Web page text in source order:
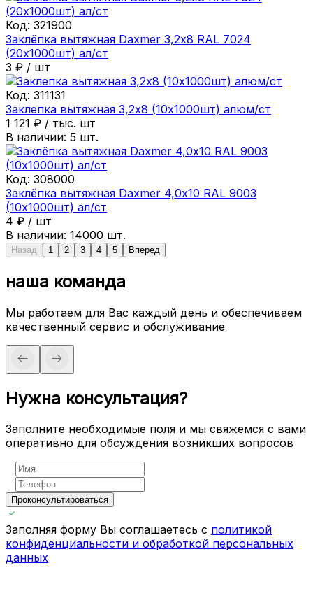
Код: 321900
Заклёпка вытяжная Daxmer 3,2х8 RAL 7024
(20х1000шт) ал/ст
3 ₽ / шт
Код: 311131
Заклепка вытяжная 3,2х8 (10х1000шт) алюм/ст
1 121 ₽ / тыс. шт
В наличии: 5 шт.
Код: 308000
Заклёпка вытяжная Daxmer 4,0х10 RAL 9003
(10х1000шт) ал/ст
4 ₽ / шт
В наличии: 14000 шт.
Назад 1 2 3 4 5 Вперед
наша команда
Мы работаем для Вас каждый день и обеспечиваем
качественный сервис и обслуживание
Нужна консультация?
Заполните необходимые поля и мы свяжемся с вами
оперативно для обсуждения возникших вопросов
Проконсультироваться
Заполняя форму Вы соглашаетесь с политикой
конфиденциальности и обработкой персональных
данных